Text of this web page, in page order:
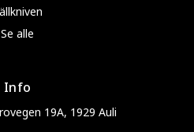
Se alle
Info
19A, 1929 Auli